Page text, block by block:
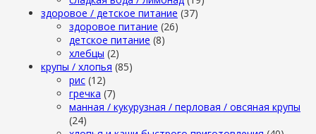
здоровое / детское питание (37)
здоровое питание (26)
детское питание (8)
хлебцы (2)
крупы / хлопья (85)
рис (12)
гречка (7)
манная / кукурузная / перловая / овсяная крупы
(24)